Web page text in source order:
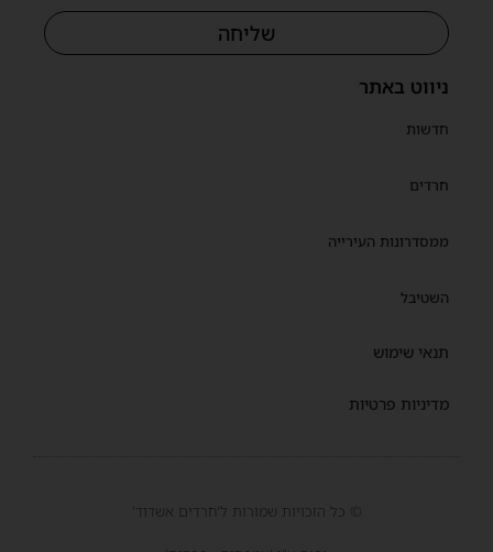
ניווט באתר
חדשות
חרדים
ממסדרונות העירייה
השטיבל
תנאי שימוש
מדיניות פרטיות
שליחה
© כל הזכויות שמורות ל'חרדים אשדוד'